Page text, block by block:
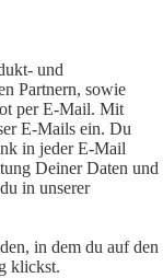
und
Partnern, sowie
per E-Mail. Mit
E-Mails ein. Du
in jeder E-Mail
Deiner Daten und
in unserer
in dem du auf den
klickst.